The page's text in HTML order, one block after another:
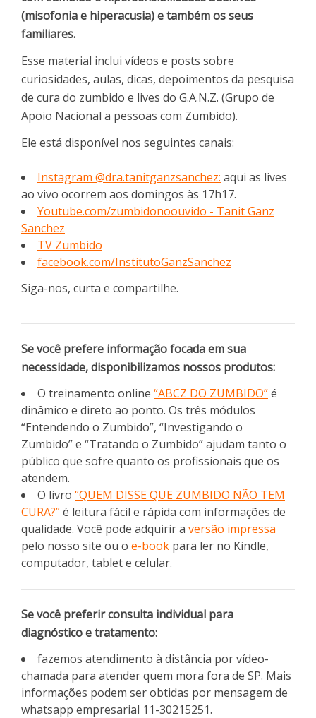
(misofonia e hiperacusia) e também os seus
familiares.
Esse material inclui vídeos e posts sobre
curiosidades, aulas, dicas, depoimentos da pesquisa
de cura do zumbido e lives do G.A.N.Z. (Grupo de
Apoio Nacional a pessoas com Zumbido).
Ele está disponível nos seguintes canais:
Instagram @dra.tanitganzsanchez: aqui as lives
ao vivo ocorrem aos domingos às 17h17.
Youtube.com/zumbidonoouvido - Tanit Ganz
Sanchez
TV Zumbido
facebook.com/InstitutoGanzSanchez
Siga-nos, curta e compartilhe.
Se você prefere informação focada em sua
necessidade, disponibilizamos nossos produtos:
O treinamento online “ABCZ DO ZUMBIDO”é
dinâmico e direto ao ponto. Os três módulos
“Entendendo o Zumbido”, “Investigando o
Zumbido” e “Tratando o Zumbido” ajudam tanto o
público que sofre quanto os profissionais que os
atendem.
O livro “QUEM DISSE QUE ZUMBIDO NÃO TEM
CURA?”é leitura fácil e rápida com informações de
qualidade. Você pode adquirir a versão impressa
pelo nosso site ou o e-book para ler no Kindle,
computador, tablet e celular.
Se você preferir consulta individual para
diagnóstico e tratamento:
fazemos atendimento à distância por vídeo-
chamada para atender quem mora fora de SP. Mais
informações podem ser obtidas por mensagem de
whatsapp empresarial 11-30215251.